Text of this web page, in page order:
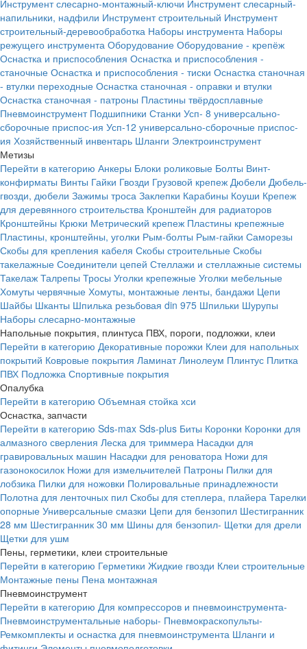
Инструмент слесарно-монтажный-ключи Инструмент слесарный-
напильники, надфили Инструмент строительный Инструмент
строительный-деревообработка Наборы инструмента Наборы
режущего инструмента Оборудование Оборудование - крепёж
Оснастка и приспособления Оснастка и приспособления -
станочные Оснастка и приспособления - тиски Оснастка станочная
- втулки переходные Оснастка станочная - оправки и втулки
Оснастка станочная - патроны Пластины твёрдосплавные
Пневмоинструмент Подшипники Станки Усп- 8 универсально-
сборочные приспос-ия Усп-12 универсально-сборочные приспос-
ия Хозяйственный инвентарь Шланги Электроинструмент
Метизы
Перейти в категорию Анкеры Блоки роликовые Болты Винт-
конфирматы Винты Гайки Гвозди Грузовой крепеж Дюбели Дюбель-
гвозди, дюбели Зажимы троса Заклепки Карабины Коуши Крепеж
для деревянного строительства Кронштейн для радиаторов
Кронштейны Крюки Метрический крепеж Пластины крепежные
Пластины, кронштейны, уголки Рым-болты Рым-гайки Саморезы
Скобы для крепления кабеля Скобы строительные Скобы
такелажные Соединители цепей Стеллажи и стеллажные системы
Такелаж Талрепы Тросы Уголки крепежные Уголки мебельные
Хомуты червячные Хомуты, монтажные ленты, бандажи Цепи
Шайбы Шканты Шпилька резьбовая din 975 Шпильки Шурупы
Наборы слесарно-монтажные
Напольные покрытия, плинтуса ПВХ, пороги, подложки, клеи
Перейти в категорию Декоративные порожки Клеи для напольных
покрытий Ковровые покрытия Ламинат Линолеум Плинтус Плитка
ПВХ Подложка Спортивные покрытия
Опалубка
Перейти в категорию Объемная стойка хси
Оснастка, запчасти
Перейти в категорию Sds-max Sds-plus Биты Коронки Коронки для
алмазного сверления Леска для триммера Насадки для
гравировальных машин Насадки для реноватора Ножи для
газонокосилок Ножи для измельчителей Патроны Пилки для
лобзика Пилки для ножовки Полировальные принадлежности
Полотна для ленточных пил Скобы для степлера, плайера Тарелки
опорные Универсальные смазки Цепи для бензопил Шестигранник
28 мм Шестигранник 30 мм Шины для бензопил- Щетки для дрели
Щетки для ушм
Пены, герметики, клеи строительные
Перейти в категорию Герметики Жидкие гвозди Клеи строительные
Монтажные пены Пена монтажная
Пневмоинструмент
Перейти в категорию Для компрессоров и пневмоинструмента-
Пневмоинструментальные наборы- Пневмокраскопульты-
Ремкомплекты и оснастка для пневмоинструмента Шланги и